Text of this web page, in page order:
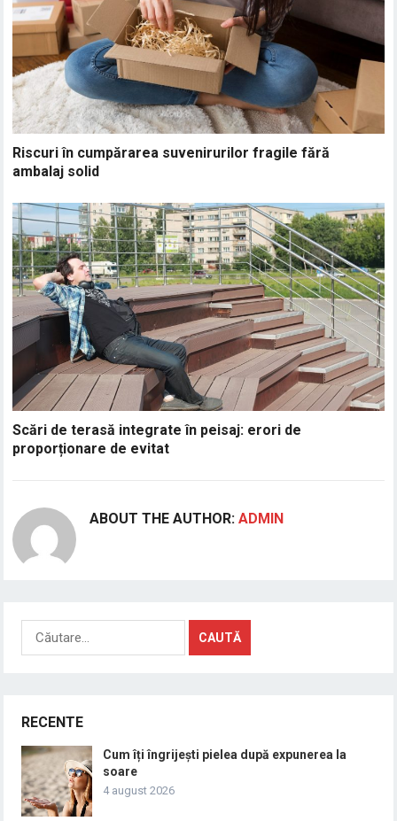
Riscuri în cumpărarea suvenirurilor fragile fără
ambalaj solid
Scări de terasă integrate în peisaj: erori de
proporționare de evitat
ABOUT THE AUTHOR:ADMIN
Caută
după:
RECENTE
Cum îți îngrijești pielea după expunerea la
soare
4 august 2026